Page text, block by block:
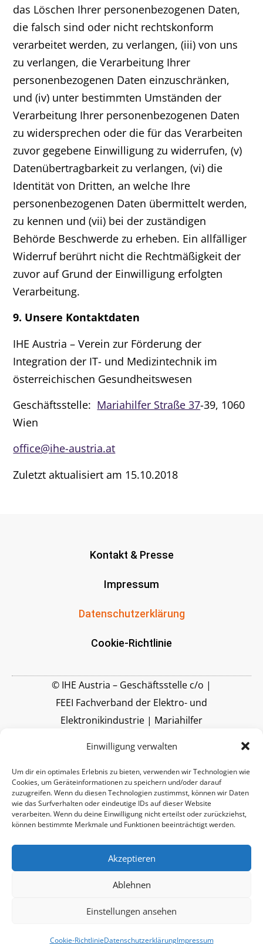
Einwilligung verwalten
Um dir ein optimales Erlebnis zu bieten, verwenden wir Technologien wie
Cookies, um Geräteinformationen zu speichern und/oder darauf
zuzugreifen. Wenn du diesen Technologien zustimmst, können wir Daten
wie das Surfverhalten oder eindeutige IDs auf dieser Website
verarbeiten. Wenn du deine Einwilligung nicht erteilst oder zurückziehst,
können bestimmte Merkmale und Funktionen beeinträchtigt werden.
Akzeptieren
Ablehnen
Einstellungen ansehen
Cookie-RichtlinieDatenschutzerklärungImpressum
das Löschen Ihrer personenbezogenen Daten,
die falsch sind oder nicht rechtskonform
verarbeitet werden, zu verlangen, (iii) von uns
zu verlangen, die Verarbeitung Ihrer
personenbezogenen Daten einzuschränken,
und (iv) unter bestimmten Umständen der
Verarbeitung Ihrer personenbezogenen Daten
zu widersprechen oder die für das Verarbeiten
zuvor gegebene Einwilligung zu widerrufen, (v)
Datenübertragbarkeit zu verlangen, (vi) die
Identität von Dritten, an welche Ihre
personenbezogenen Daten übermittelt werden,
zu kennen und (vii) bei der zuständigen
Behörde Beschwerde zu erheben. Ein allfälliger
Widerruf berührt nicht die Rechtmäßigkeit der
zuvor auf Grund der Einwilligung erfolgten
Verarbeitung.
9. Unsere Kontaktdaten
IHE Austria – Verein zur Förderung der
Integration der IT- und Medizintechnik im
österreichischen Gesundheitswesen
Geschäftsstelle: Mariahilfer Straße 37-39, 1060
Wien
office@ihe-austria.at
Zuletzt aktualisiert am 15.10.2018
Kontakt & Presse
Impressum
Datenschutzerklärung
Cookie-Richtlinie
© IHE Austria – Geschäftsstelle c/o |
FEEI Fachverband der Elektro- und
Elektronikindustrie | Mariahilfer
www.feei.at